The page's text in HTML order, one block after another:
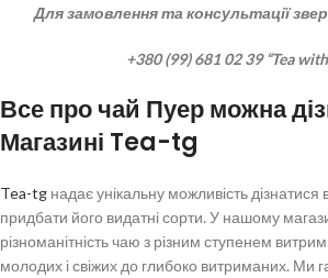
Для замовлення та консультації
+380 (99) 681 02 39 “Tea
Все про чай Пуер можна
Магазині Tea-tg
Tea-tg надає унікальну можливість
придбати його видатні сорти. У нашому
різноманітність чаю з різним ступенем
молодих і свіжих до глибоко витриманих. Ми